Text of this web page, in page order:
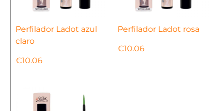
Perfilador Ladot azul
claro
€10.06
Perfilador Ladot rosa
€10.06